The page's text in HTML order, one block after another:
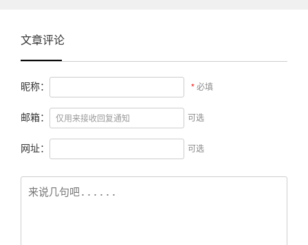
文章评论
昵称： * 必填
邮箱： 可选
网址： 可选